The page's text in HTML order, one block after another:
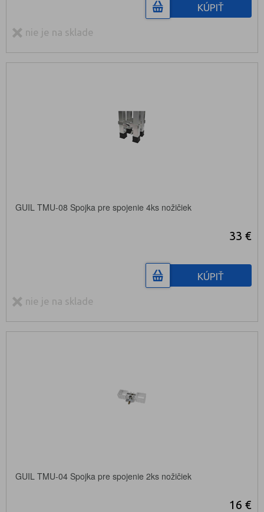
KÚPIŤ
nie je na sklade
GUIL TMU-08 Spojka pre spojenie 4ks nožičiek
33 €
KÚPIŤ
nie je na sklade
GUIL TMU-04 Spojka pre spojenie 2ks nožičiek
16 €